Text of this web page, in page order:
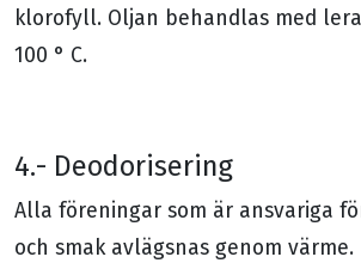
klorofyll. Oljan behandlas med
100 ° C.
4.- Deodorisering
Alla föreningar som är ansvariga
och smak avlägsnas genom